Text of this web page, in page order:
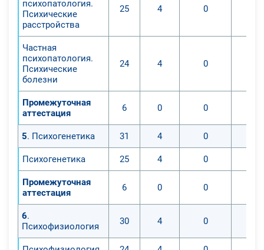
психопатология.
Психические
расстройства
25 4 0
Частная
психопатология.
Психические
болезни
24 4 0
Промежуточная
аттестация
6 0 0
5. Психогенетика 31 4 0
Психогенетика 25 4 0
Промежуточная
аттестация
6 0 0
6.
Психофизиология
30 4 0